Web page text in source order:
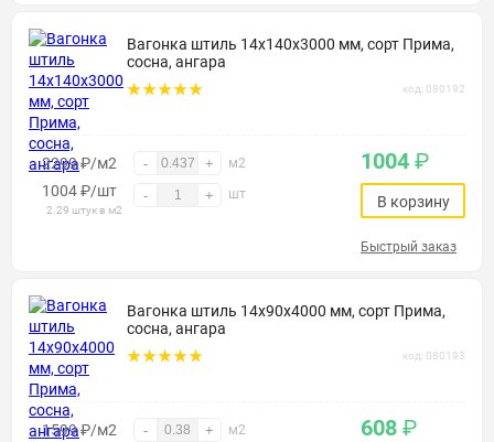
Вагонка штиль 14х140х3000 мм, сорт Прима,
сосна, ангара
код: 080192
2299 ₽/м2 - + м2
1004₽/шт
2.29 штук в м2
- + шт
1004 ₽
В корзину
Быстрый заказ
Вагонка штиль 14х90х4000 мм, сорт Прима,
сосна, ангара
код: 080193
1599 ₽/м2 - + м2 608 ₽